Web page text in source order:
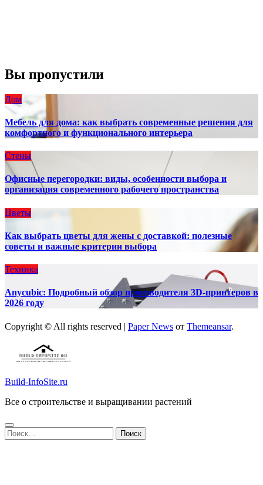
Вы пропустили
Дом
Мебель для дома: как выбрать современные решения для
комфортного и функционального интерьера
Стены
Офисные перегородки: виды, особенности выбора и
организация современного рабочего пространства
Цветы
Как выбрать цветы для жены с доставкой: полезные
советы и важные критерии выбора
Техника
Anycubic: Подробный обзор производителя 3D-принтеров в
2026 году
Copyright © All rights reserved | Paper News от Themeansar.
Build-InfoSite.ru
Все о строительстве и выращивании растений
Найти: